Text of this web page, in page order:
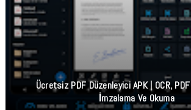
Ücretsiz PDF Düzenleyici APK | OCR,
İmzalama Ve Okuma